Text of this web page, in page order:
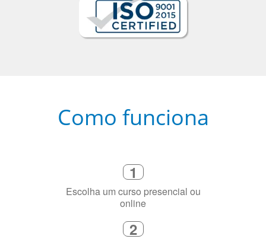
1
Escolha um curso presencial ou
online